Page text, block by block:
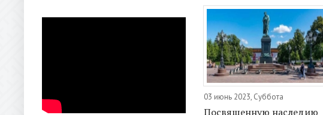
03 июнь 2023, Суббота
Посвященную наследию